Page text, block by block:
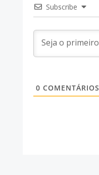
Subscribe
0 COMENTÁRIOS